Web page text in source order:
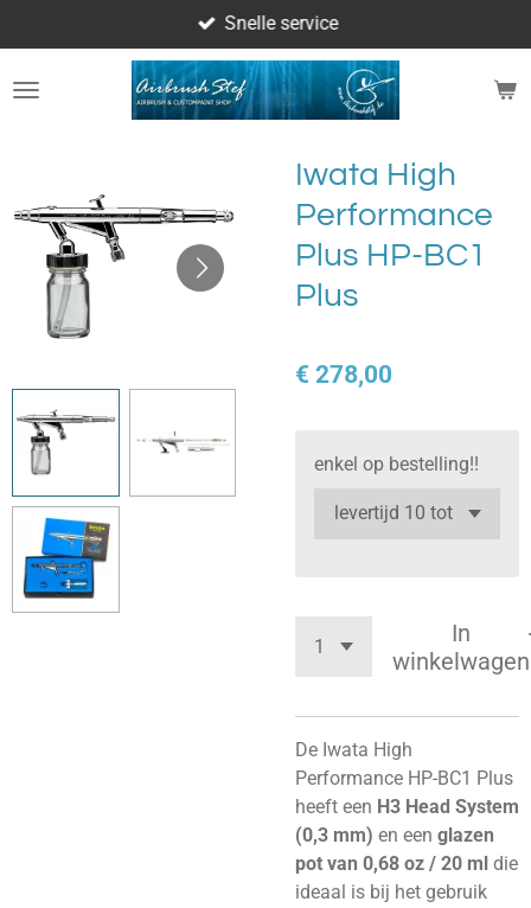
direct
naar
Snelle service
Iwata High
Performance
Plus HP-BC1
Plus
€ 278,00
enkel op bestelling!!
In
winkelwagen
De Iwata High
Performance HP-BC1 Plus
heeft een H3 Head System
(0,3 mm) en een glazen
pot van 0,68 oz / 20 ml die
ideaal is bij het gebruik